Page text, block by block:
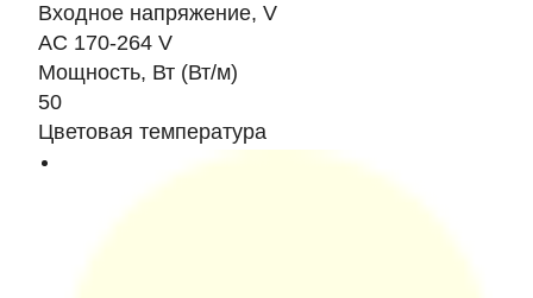
Входное напряжение, V
AC 170-264 V
Мощность, Вт (Вт/м)
50
Цветовая температура